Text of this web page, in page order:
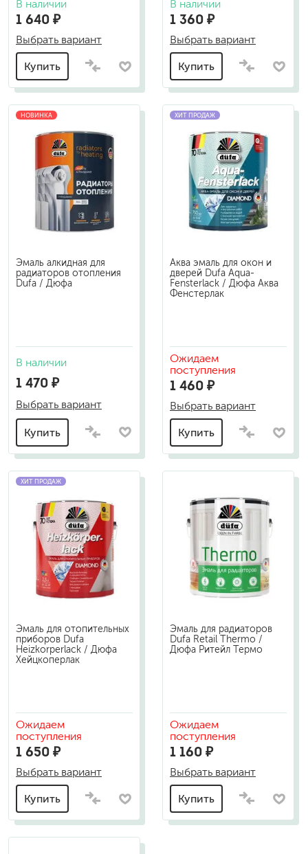
В наличии
1 640 ₽
Выбрать вариант
Купить
В наличии
1 360 ₽
Выбрать вариант
Купить
НОВИНКА
Эмаль алкидная для
радиаторов отопления
Dufa / Дюфа
В наличии
1 470 ₽
Выбрать вариант
Купить
ХИТ ПРОДАЖ
Аква эмаль для окон и
дверей Dufa Aqua-
Fensterlack / Дюфа Аква
Фенстерлак
Ожидаем
поступления
1 460 ₽
Выбрать вариант
Купить
ХИТ ПРОДАЖ
Эмаль для отопительных
приборов Dufa
Heizkorperlack / Дюфа
Хейцкоперлак
Ожидаем
поступления
1 650 ₽
Выбрать вариант
Купить
Эмаль для радиаторов
Dufa Retail Thermo /
Дюфа Ритейл Термо
Ожидаем
поступления
1 160 ₽
Выбрать вариант
Купить